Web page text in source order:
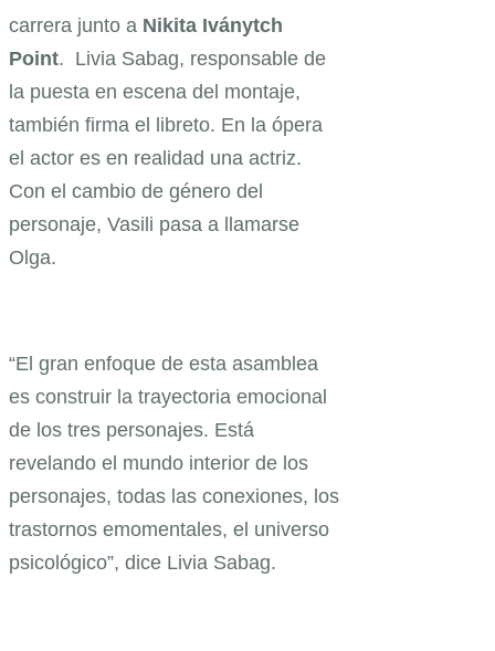
carrera junto a Nikita Iványtch
Point. Livia Sabag, responsable de
la puesta en escena del montaje,
también firma el libreto. En la ópera
el actor es en realidad una actriz.
Con el cambio de género del
personaje, Vasili pasa a llamarse
Olga.
“El gran enfoque de esta asamblea
es construir la trayectoria emocional
de los tres personajes. Está
revelando el mundo interior de los
personajes, todas las conexiones, los
trastornos emomentales, el universo
psicológico”, dice Livia Sabag.